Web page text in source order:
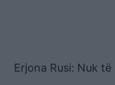
Erjona Rusi: Nuk